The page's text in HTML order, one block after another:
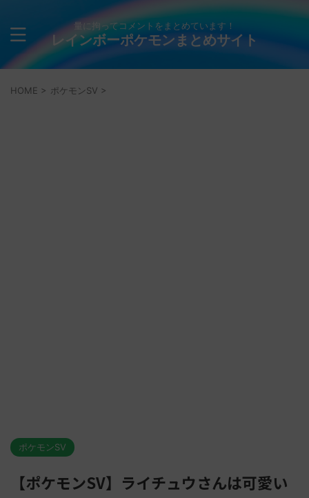
量に拘ってコメントをまとめています！
レインボーポケモンまとめサイト
HOME > ポケモンSV >
ポケモンSV
【ポケモンSV】ライチュウさんは可愛い